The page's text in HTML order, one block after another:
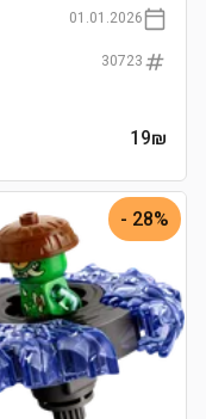
01.01.2026
30723
19₪
28% -